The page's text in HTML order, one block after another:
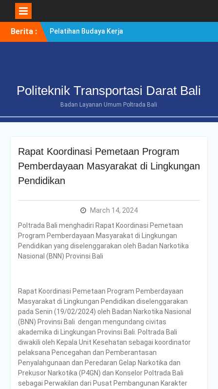
Berita :
Pelatihan Budaya Kerja
Berintegritas Bagi
KUNJUNGAN
BENCHMARKING DISTRIK
BENOA UNTUK
POLTRADA BALI
OPTIMALKAN PERSIAPAN
REVIEW II DOKUMEN
TRANSPORTASI JALAN
Poltrada Bali
Selenggarakan General
Lecture “The Future
Movement” untuk Perkuat
Poltrada Bali Bagikan
Praktik Baik Pembangunan
Zona Integritas dalam
Sharing Session Persiapan
Seleksi Wawancara
WBK/WBBM
WUJUDKAN PELAYANAN
BERINTEGRITAS,
POLTRADA BALI BERBAGI
PENGALAMAN MERAIH
Politeknik Transportasi Darat Bali
Badan Layanan Umum Poltrada Bali
Rapat Koordinasi Pemetaan Program
Pemberdayaan Masyarakat di Lingkungan
Pendidikan
March 14, 2024
Poltrada Bali menghadiri Rapat Koordinasi Pemetaan
Program Pemberdayaan Masyarakat di Lingkungan
Pendidikan yang diselenggarakan oleh Badan Narkotika
Nasional (BNN) Provinsi Bali
Rapat Koordinasi Pemetaan Program Pemberdayaan
Masyarakat di Lingkungan Pendidikan diselenggarakan
pada Senin (19/02/2024) oleh Badan Narkotika Nasional
(BNN) Provinsi Bali dengan mengundang civitas
akademika di Lingkungan Provinsi Bali. Poltrada Bali
diwakili oleh Kepala Unit Kesehatan sebagai koordinator
pelaksana Pencegahan dan Pemberantasan
Penyalahgunaan dan Peredaran Gelap Narkotika dan
Prekusor Narkotika (P4GN) dan Konselor Poltrada Bali
sebagai Perwakilan dari Pusat Pembangunan Karakter